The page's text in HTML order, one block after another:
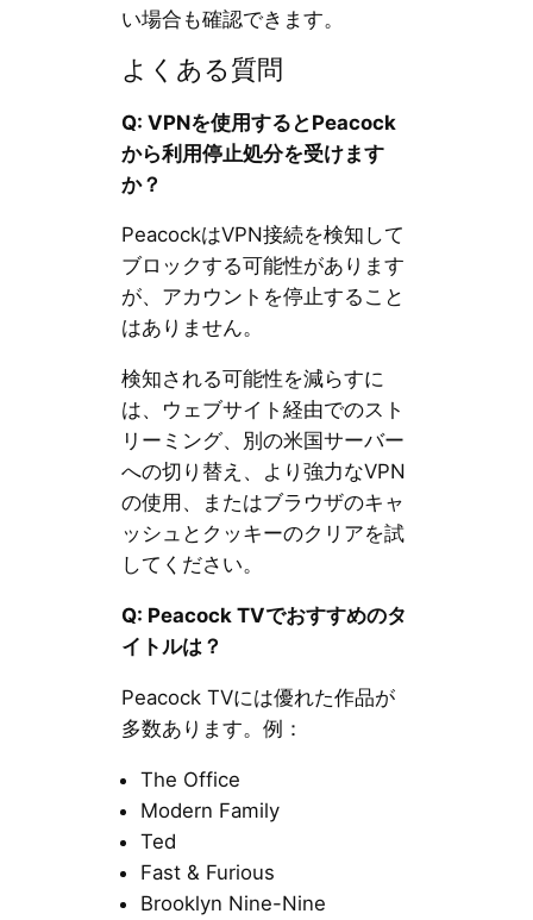
い場合も確認できます。
よくある質問
Q: VPNを使用するとPeacock
から利用停止処分を受けます
か？
PeacockはVPN接続を検知して
ブロックする可能性があります
が、アカウントを停止すること
はありません。
検知される可能性を減らすに
は、ウェブサイト経由でのスト
リーミング、別の米国サーバー
への切り替え、より強力なVPN
の使用、またはブラウザのキャ
ッシュとクッキーのクリアを試
してください。
Q: Peacock TVでおすすめのタ
イトルは？
Peacock TVには優れた作品が
多数あります。例：
The Office
Modern Family
Ted
Fast & Furious
Brooklyn Nine-Nine